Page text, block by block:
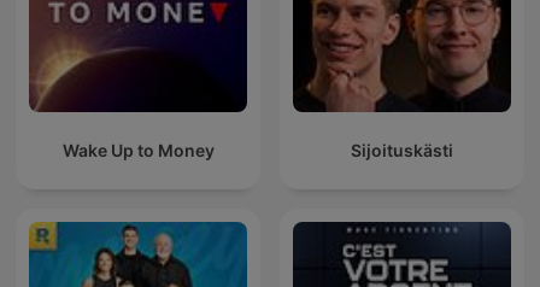
Wake Up to Money Sijoituskästi